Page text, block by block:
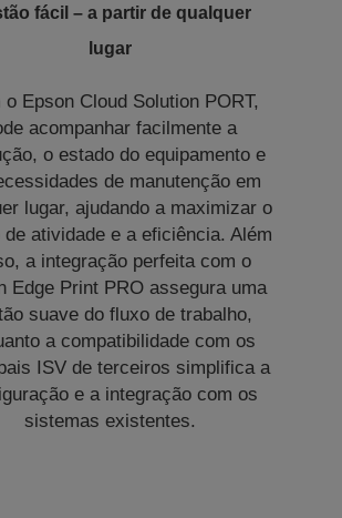
fácil – a partir de qualquer
lugar
o Epson Cloud Solution PORT,
acompanhar facilmente a
o estado do equipamento e
de manutenção em
lugar, ajudando a maximizar o
de atividade e a eficiência. Além
a integração perfeita com o
Edge Print PRO assegura uma
suave do fluxo de trabalho,
a compatibilidade com os
ISV de terceiros simplifica a
e a integração com os
sistemas existentes.